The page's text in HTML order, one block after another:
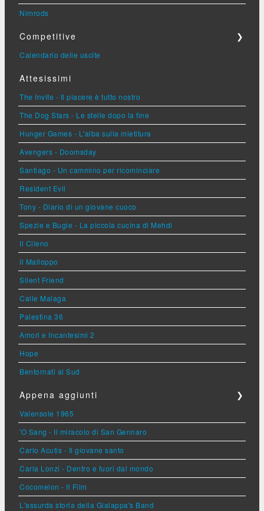
Nimrods
Competitive ❯
Calendario delle uscite
Attesissimi
The Invite - Il piacere è tutto nostro
The Dog Stars - Le stelle dopo la fine
Hunger Games - L'alba sulla mietitura
Avengers - Doomsday
Santiago - Un cammino per ricominciare
Resident Evil
Tony - Diario di un giovane cuoco
Spezie e Bugie - La piccola cucina di Mehdi
Il Cileno
Il Malloppo
Silent Friend
Calle Malaga
Palestina 36
Amori e Incantesimi 2
Hope
Bentornati al Sud
Appena aggiunti ❯
Valensole 1965
'O Sang - Il miracolo di San Gennaro
Carlo Acutis - Il giovane santo
Carla Lonzi - Dentro e fuori dal mondo
Cocomelon - Il Film
L'assurda storia della Gialappa's Band